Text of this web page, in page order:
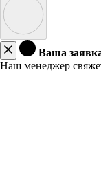
Ваша
Наш менеджер